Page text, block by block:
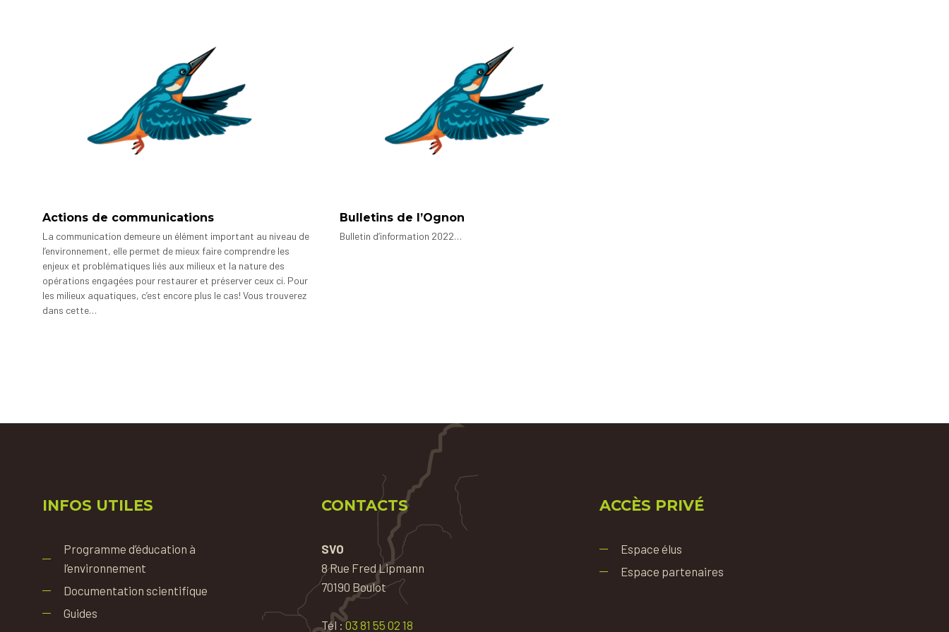
Actions de communications
La communication demeure un élément important au niveau de
l’environnement, elle permet de mieux faire comprendre les
enjeux et problématiques liés aux milieux et la nature des
opérations engagées pour restaurer et préserver ceux ci. Pour
les milieux aquatiques, c’est encore plus le cas! Vous trouverez
dans cette…
Bulletins de l’Ognon
Bulletin d’information 2022…
INFOS UTILES
Programme d’éducation à
l’environnement
Documentation scientifique
Guides
CONTACTS
SVO
8 Rue Fred Lipmann
70190 Boulot
Tél :03 81 55 02 18
ACCÈS PRIVÉ
Espace élus
Espace partenaires